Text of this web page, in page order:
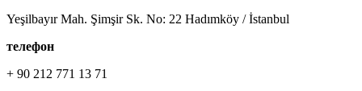
Yeşilbayır Mah. Şimşir Sk. No: 22 Hadımköy / İstanbul
телефон
+ 90 212 771 13 71